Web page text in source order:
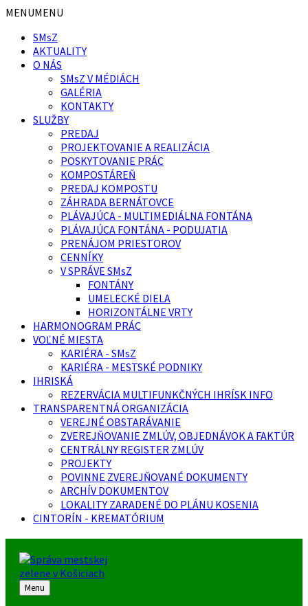
Preskočiť
obsah
Preskočiť
pätičku
MENUMENU
SMsZ
AKTUALITY
O NÁS
SMsZ V MÉDIÁCH
GALÉRIA
KONTAKTY
SLUŽBY
PREDAJ
PROJEKTOVANIE A REALIZÁCIA
POSKYTOVANIE PRÁC
KOMPOSTÁREŇ
PREDAJ KOMPOSTU
ZÁHRADA BERNÁTOVCE
PLÁVAJÚCA - MULTIMEDIÁLNA FONTÁNA
PLÁVAJÚCA FONTÁNA - PODUJATIA
PRENÁJOM PRIESTOROV
CENNÍKY
V SPRÁVE SMsZ
FONTÁNY
UMELECKÉ DIELA
HORIZONTÁLNE VRTY
HARMONOGRAM PRÁC
VOĽNÉ MIESTA
KARIÉRA - SMsZ
KARIÉRA - MESTSKÉ PODNIKY
IHRISKÁ
REZERVÁCIA MULTIFUNKČNÝCH IHRÍSK INFO
TRANSPARENTNÁ ORGANIZÁCIA
VEREJNÉ OBSTARÁVANIE
ZVEREJŇOVANIE ZMLÚV, OBJEDNÁVOK A FAKTÚR
CENTRÁLNY REGISTER ZMLÚV
PROJEKTY
POVINNE ZVEREJŇOVANÉ DOKUMENTY
ARCHÍV DOKUMENTOV
LOKALITY ZARADENÉ DO PLÁNU KOSENIA
CINTORÍN - KREMATÓRIUM
Menu